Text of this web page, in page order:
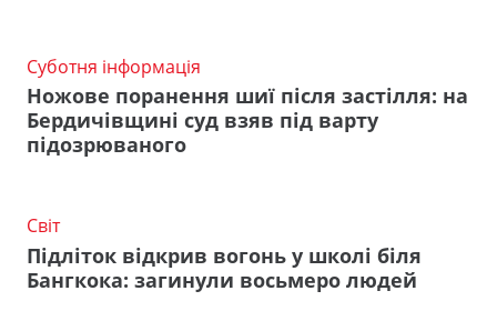
Суботня інформація
Ножове поранення шиї після застілля: на
Бердичівщині суд взяв під варту
підозрюваного
Світ
Підліток відкрив вогонь у школі біля
Бангкока: загинули восьмеро людей